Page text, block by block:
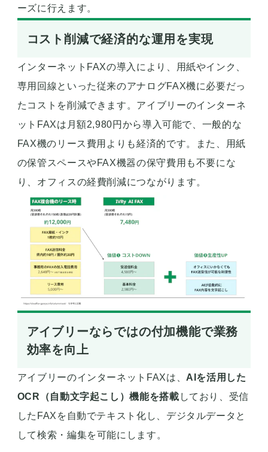
ーズに行えます。
コスト削減で経済的な運用を実現
インターネットFAXの導入により、用紙やインク、
専用回線といった従来のアナログFAX機に必要だっ
たコストを削減できます。アイブリーのインターネ
ットFAXは月額2,980円から導入可能で、一般的な
FAX機のリース費用よりも経済的です。また、用紙
の保管スペースやFAX機器の保守費用も不要にな
り、オフィスの経費削減につながります。
アイブリーならではの付加機能で業務
効率を向上
アイブリーのインターネットFAXは、 AIを活用した
OCR（自動文字起こし）機能を搭載 しており、受信
したFAXを自動でテキスト化し、デジタルデータと
して検索・編集を可能にします。